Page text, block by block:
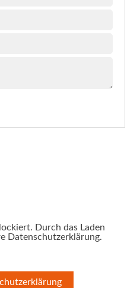
Durch das Laden
Datenschutzerklärung.